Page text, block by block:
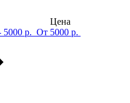
Цена
5000 р. От 5000 р.